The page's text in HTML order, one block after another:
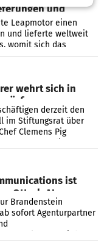
und
Marke
Leapmotor einen
und lieferte weltweit
womit sich das
2025 mehr als
wehrt sich in
derzeit den
im Stiftungsrat über
Clemens Pig
ist
OtterlyAI
Brandenstein
sofort Agenturpartner